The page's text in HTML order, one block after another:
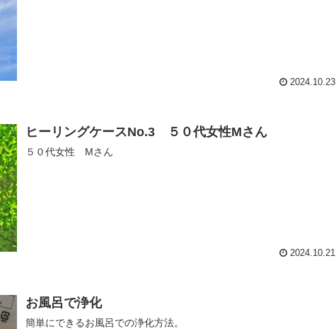
2024.10.23
ヒーリングケースNo.3 ５０代女性Mさん
５０代女性 Mさん
2024.10.21
お風呂で浄化
簡単にできるお風呂での浄化方法。